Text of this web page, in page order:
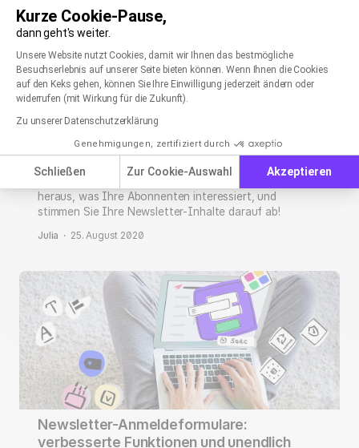
Kurze Cookie-Pause,
dann geht's weiter.
Einwilligungsmanagementplattform: Passen
Unsere Website nutzt Cookies, damit wir Ihnen das bestmögliche
Besuchserlebnis auf unserer Seite bieten können. Wenn Ihnen die Cookies
auf den Keks gehen, können Sie Ihre Einwilligung jederzeit ändern oder
widerrufen (mit Wirkung für die Zukunft).
Zu unserer Datenschutzerklärung
Genehmigungen, zertifiziert durch
Schließen Zur Cookie-Auswahl Akzeptieren
Axeptio consent
Anmeldung zu verschiedenen Newsletter-
Themen: Stichworte machen es möglich
heraus, was Ihre Abonnenten interessiert, und
stimmen Sie Ihre Newsletter-Inhalte darauf ab!
Julia · 25. August 2020
Newsletter-Anmeldeformulare:
verbesserte Funktionen und unendlich